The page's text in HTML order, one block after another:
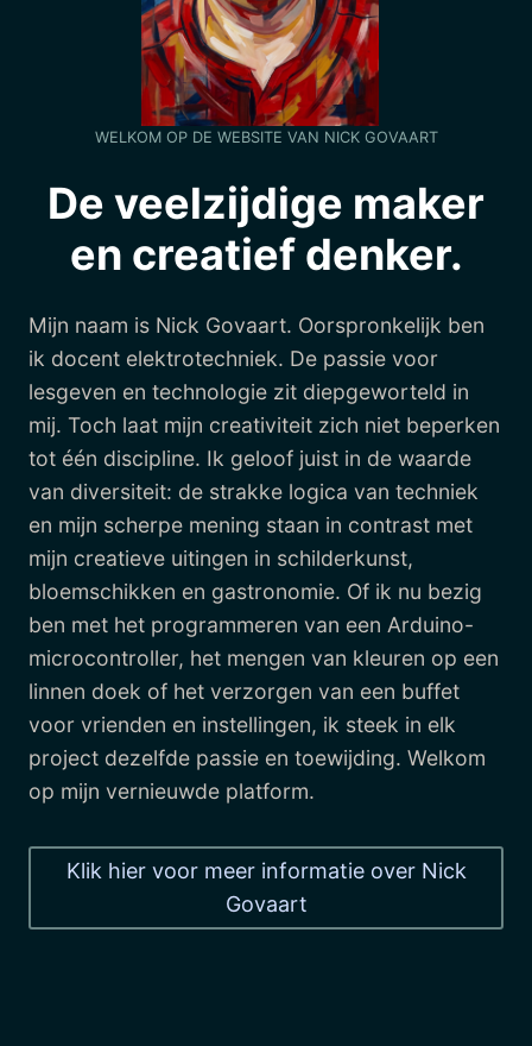
WELKOM OP DE WEBSITE VAN NICK GOVAART
De veelzijdige maker
en creatief denker.
Mijn naam is Nick Govaart. Oorspronkelijk ben
ik docent elektrotechniek. De passie voor
lesgeven en technologie zit diepgeworteld in
mij. Toch laat mijn creativiteit zich niet beperken
tot één discipline. Ik geloof juist in de waarde
van diversiteit: de strakke logica van techniek
en mijn scherpe mening staan in contrast met
mijn creatieve uitingen in schilderkunst,
bloemschikken en gastronomie. Of ik nu bezig
ben met het programmeren van een Arduino-
microcontroller, het mengen van kleuren op een
linnen doek of het verzorgen van een buffet
voor vrienden en instellingen, ik steek in elk
project dezelfde passie en toewijding. Welkom
op mijn vernieuwde platform.
Klik hier voor meer informatie over Nick
Govaart